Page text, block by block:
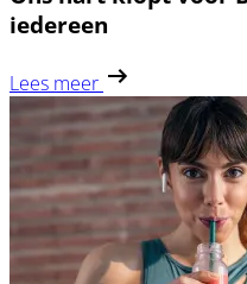
iedereen
Lees meer